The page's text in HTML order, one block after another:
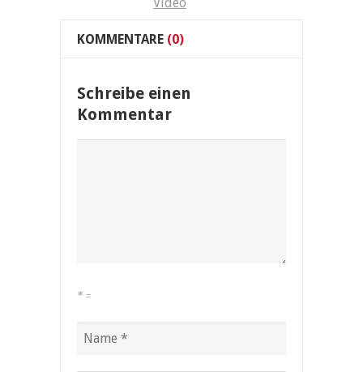
Video
KOMMENTARE (0)
Schreibe einen
Kommentar
* =